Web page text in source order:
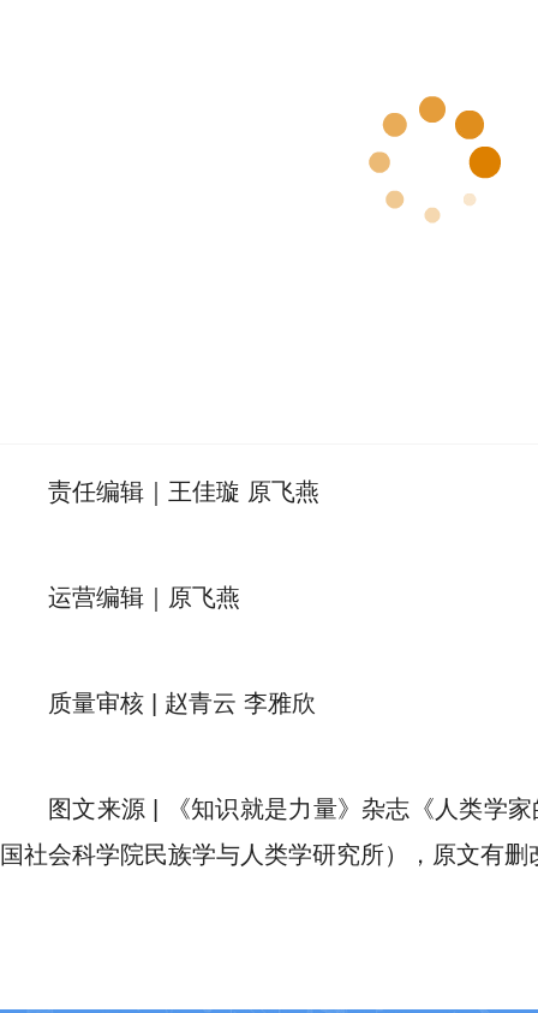
责任编辑｜王佳璇 原飞燕
运营编辑｜原飞燕
质量审核 | 赵青云 李雅欣
图文来源 | 《知识就是力量》杂志《人类学
国社会科学院民族学与人类学研究所），原文有